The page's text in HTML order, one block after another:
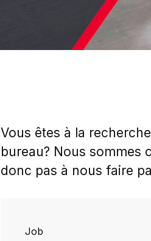
Vous êtes à la
bureau? Nous sommes
donc pas à nous faire
Job